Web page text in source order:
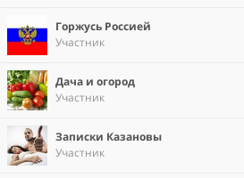
Горжусь Россией
Участник
Дача и огород
Участник
Записки Казановы
Участник